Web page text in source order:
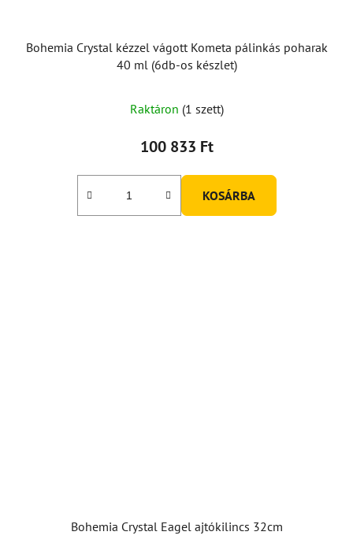
Bohemia Crystal kézzel vágott Kometa pálinkás poharak
40 ml (6db-os készlet)
Raktáron (1 szett)
100 833 Ft
KOSÁRBA
Bohemia Crystal Eagel ajtókilincs 32cm